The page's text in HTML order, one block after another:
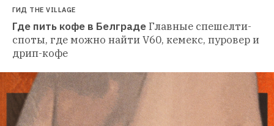
ГИД THE VILLAGE
Где пить кофе в БелградеГлавные спешелти-
споты, где можно найти V60, кемекс, пуровер и
дрип-кофе